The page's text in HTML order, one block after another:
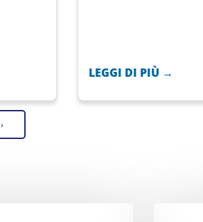
LEGGI DI PIÙ →
Pagina
successiva
›